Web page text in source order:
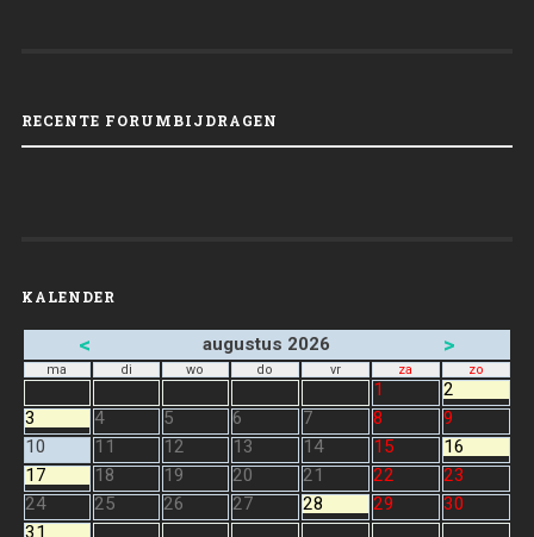
RECENTE FORUMBIJDRAGEN
KALENDER
< augustus 2026 >
ma di wo do vr za zo
1
2
3
4 5 6 7 8
9
10
11 12 13 14 15
16
17
18 19 20 21 22
23
24
25 26 27 28 29
30
31